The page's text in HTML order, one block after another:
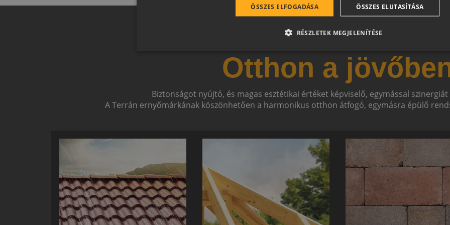
Otthon a
Biztonságot nyújtó, és magas esztétikai értéket képviselő, egymással
A Terrán ernyőmárkának köszönhetően a harmonikus otthon átfogó, egymásra épülő
ÖSSZES ELFOGADÁSA ÖSSZES ELUTASÍTÁSA
RÉSZLETEK MEGJELENÍTÉSE